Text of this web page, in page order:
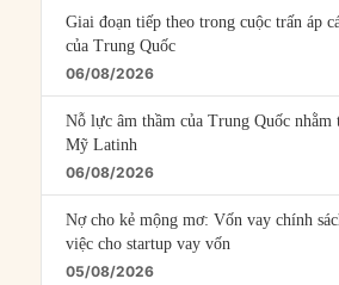
Giai đoạn tiếp theo trong cuộc trấn áp
của Trung Quốc
06/08/2026
Nỗ lực âm thầm của Trung Quốc
Mỹ Latinh
06/08/2026
Nợ cho kẻ mộng mơ: Vốn vay chính
việc cho startup vay vốn
05/08/2026